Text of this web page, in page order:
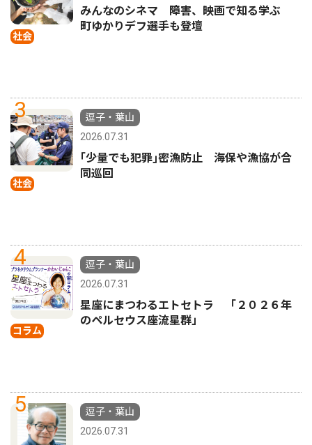
社会
みんなのシネマ 障害、映画で知る学ぶ
町ゆかりデフ選手も登壇
3
社会
逗子・葉山
2026.07.31
｢少量でも犯罪｣密漁防止 海保や漁協が合
同巡回
4
コラム
逗子・葉山
2026.07.31
星座にまつわるエトセトラ 「２０２６年
のペルセウス座流星群」
5
逗子・葉山
2026.07.31